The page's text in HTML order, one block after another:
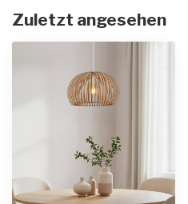
Zuletzt angesehen